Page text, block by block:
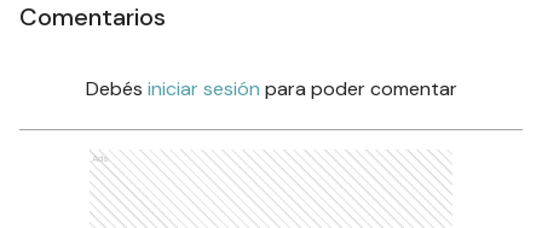
Comentarios
Debés iniciar sesión para poder comentar
Ads